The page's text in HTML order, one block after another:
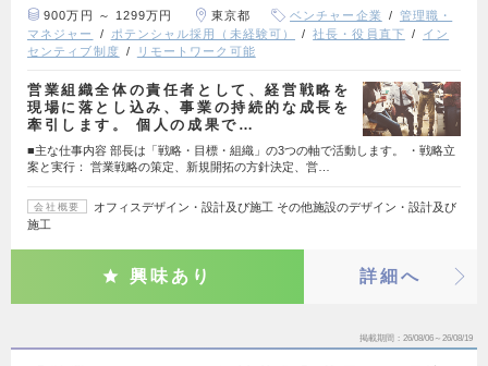
900万円 ～ 1299万円 東京都 ベンチャー企業
管理職・
マネジャー
ポテンシャル採用（未経験可） 社長・役員直下
イン
センティブ制度
リモートワーク可能
営業組織全体の責任者として、経営戦略を
現場に落とし込み、事業の持続的な成長を
牽引します。 個人の成果で…
■主な仕事内容 部長は「戦略・目標・組織」の3つの軸で活動します。 ・戦略立
案と実行： 営業戦略の策定、新規開拓の方針決定、営…
会社概要
オフィスデザイン・設計及び施工 その他施設のデザイン・設計及び
施工
興味あり 詳細へ
掲載期間 26/08/06～26/08/19